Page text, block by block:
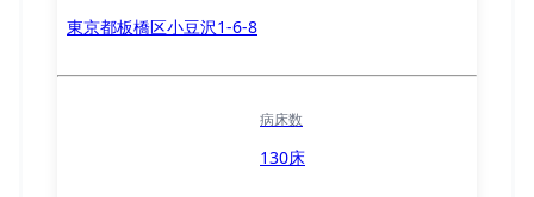
東京都板橋区小豆沢1-6-8
病床数
130床